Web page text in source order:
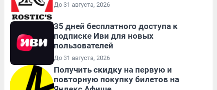
До 31 августа, 2026
35 дней бесплатного доступа к
подписке Иви для новых
пользователей
До 31 августа, 2026
Получить скидку на первую и
повторную покупку билетов на